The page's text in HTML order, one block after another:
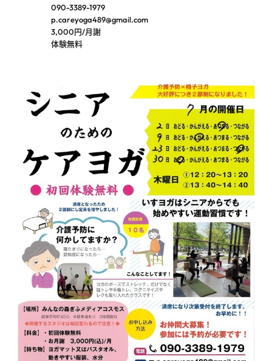
090-3389-1979
p.careyoga489@gmail.com
3,000円/月謝
体験無料